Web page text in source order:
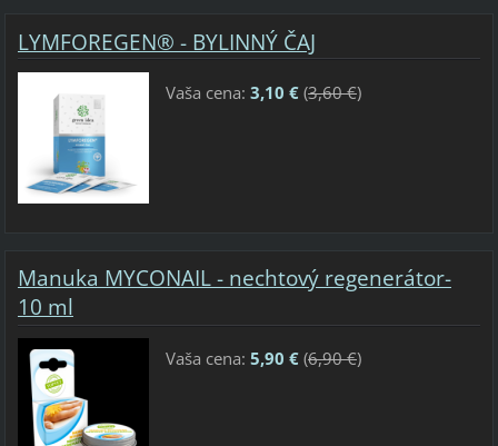
LYMFOREGEN® - BYLINNÝ ČAJ
Vaša cena: 3,10 €(3,60 €)
Manuka MYCONAIL - nechtový regenerátor-
10 ml
Vaša cena: 5,90 €(6,90 €)